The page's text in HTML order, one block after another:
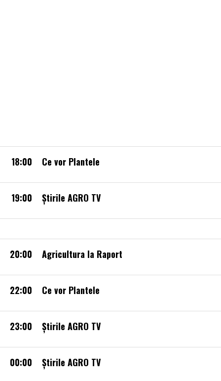
18:00 Ce vor Plantele
19:00 Știrile AGRO TV
20:00 Agricultura la Raport
22:00 Ce vor Plantele
23:00 Știrile AGRO TV
00:00 Ştirile AGRO TV